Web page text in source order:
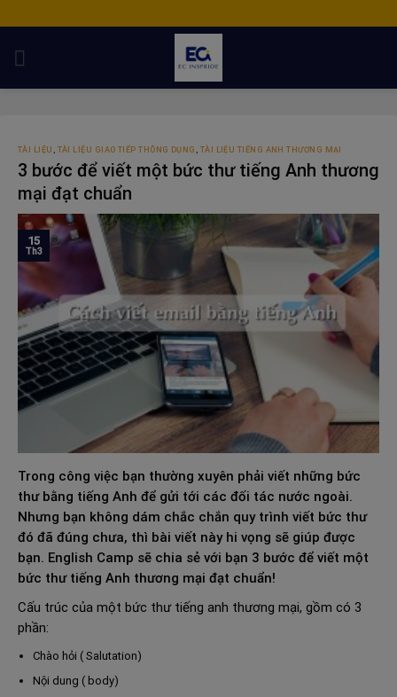
to
content
TÀI LIỆU , TÀI LIỆU GIAO TIẾP THÔNG DỤNG , TÀI LIỆU TIẾNG ANH THƯƠNG MẠI
3 bước để viết một bức thư tiếng Anh thương
mại đạt chuẩn
15
Th3
Trong công việc bạn thường xuyên phải viết những bức
thư bằng tiếng Anh để gửi tới các đối tác nước ngoài.
Nhưng bạn không dám chắc chắn quy trình viết bức thư
đó đã đúng chưa, thì bài viết này hi vọng sẽ giúp được
bạn. English Camp sẽ chia sẻ với bạn 3 bước để viết một
bức thư tiếng Anh thương mại đạt chuẩn!
Cấu trúc của một bức thư tiếng anh thương mại, gồm có 3
phần:
Chào hỏi ( Salutation)
Nội dung ( body)